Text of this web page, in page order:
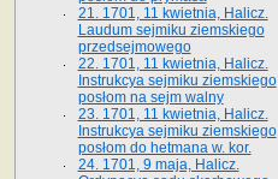
21. 1701, 11 kwietnia, Halicz.
Laudum sejmiku ziemskiego
przedsejmowego
22. 1701, 11 kwietnia, Halicz.
Instrukcya sejmiku ziemskiego
posłom na sejm walny
23. 1701, 11 kwietnia, Halicz.
Instrukcya sejmiku ziemskiego
posłom do hetmana w. kor.
24. 1701, 9 maja, Halicz.